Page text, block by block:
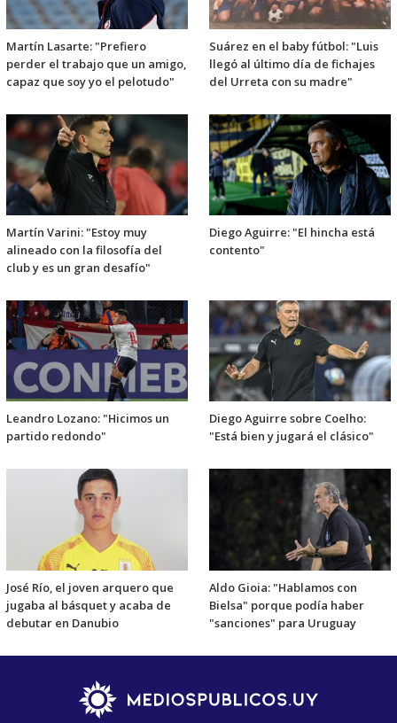
Martín Lasarte: "Prefiero
perder el trabajo que un amigo,
capaz que soy yo el pelotudo"
Suárez en el baby fútbol: "Luis
llegó al último día de fichajes
del Urreta con su madre"
Martín Varini: "Estoy muy
alineado con la filosofía del
club y es un gran desafío"
Diego Aguirre: "El hincha está
contento"
Leandro Lozano: "Hicimos un
partido redondo"
Diego Aguirre sobre Coelho:
"Está bien y jugará el clásico"
José Río, el joven arquero que
jugaba al básquet y acaba de
debutar en Danubio
Aldo Gioia: "Hablamos con
Bielsa" porque podía haber
"sanciones" para Uruguay